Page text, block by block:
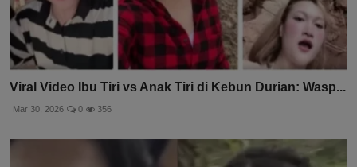
Viral Video Ibu Tiri vs Anak Tiri di Kebun Durian: Wasp...
Mar 30, 2026 0 356